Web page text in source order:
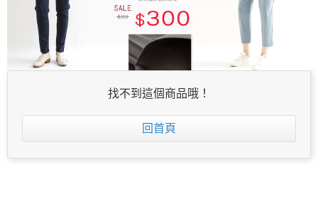
找不到這個商品哦！
回首頁